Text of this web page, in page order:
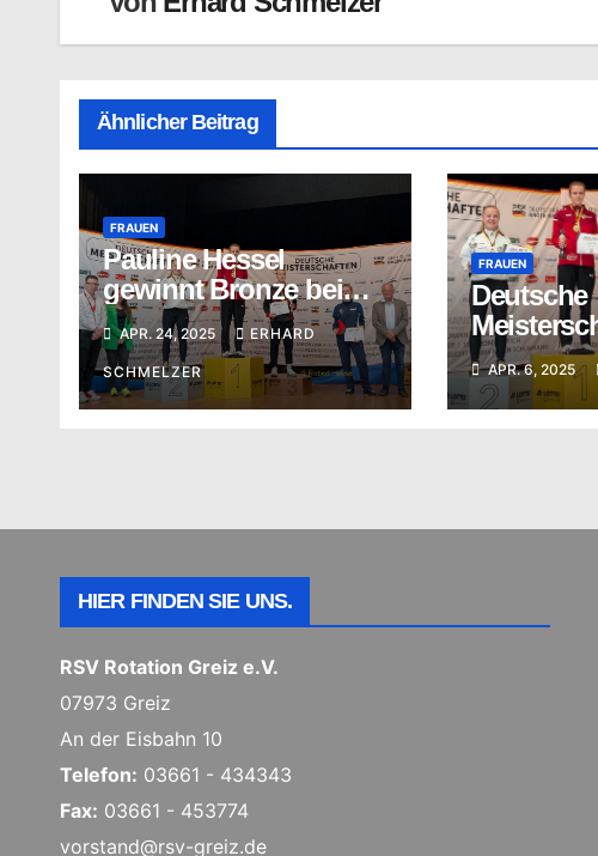
Ähnlicher Beitrag
FRAUEN
Pauline Hessel
gewinnt Bronze bei
deutscher
Meisterschaft
APR. 24, 2025 ERHARD
SCHMELZER
FRAUEN
Deutsche
APR. 6, 2025
HIER FINDEN SIE UNS.
RSV Rotation Greiz e.V.
07973 Greiz
An der Eisbahn 10
Telefon: 03661 - 434343
Fax: 03661 - 453774
vorstand@rsv-greiz.de